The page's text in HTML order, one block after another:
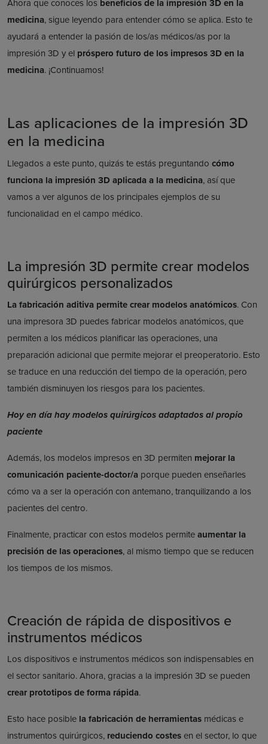
Ahora que conoces los beneficios de la impresión 3D en la
medicina, sigue leyendo para entender cómo se aplica. Esto te
ayudará a entender la pasión de los/as médicos/as por la
impresión 3D y el próspero futuro de los impresos 3D en la
medicina. ¡Continuamos!
Las aplicaciones de la impresión 3D
en la medicina
Llegados a este punto, quizás te estás preguntando cómo
funciona la impresión 3D aplicada a la medicina, así que
vamos a ver algunos de los principales ejemplos de su
funcionalidad en el campo médico.
La impresión 3D permite crear modelos
quirúrgicos personalizados
La fabricación aditiva permite crear modelos anatómicos. Con
una impresora 3D puedes fabricar modelos anatómicos, que
permiten a los médicos planificar las operaciones, una
preparación adicional que permite mejorar el preoperatorio. Esto
se traduce en una reducción del tiempo de la operación, pero
también disminuyen los riesgos para los pacientes.
Hoy en día hay modelos quirúrgicos adaptados al propio
paciente
Además, los modelos impresos en 3D permiten mejorar la
comunicación paciente-doctor/a porque pueden enseñarles
cómo va a ser la operación con antemano, tranquilizando a los
pacientes del centro.
Finalmente, practicar con estos modelos permiteaumentar la
precisión de las operaciones, al mismo tiempo que se reducen
los tiempos de los mismos.
Creación de rápida de dispositivos e
instrumentos médicos
Los dispositivos e instrumentos médicos son indispensables en
el sector sanitario. Ahora, gracias a la impresión 3D se pueden
crear prototipos de forma rápida.
Esto hace posible la fabricación de herramientas médicas e
instrumentos quirúrgicos, reduciendo costesen el sector, lo que